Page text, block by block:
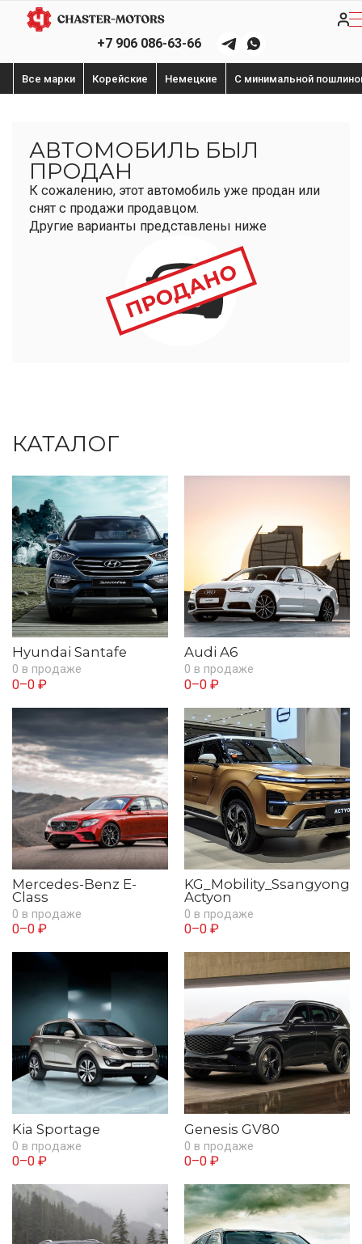
+7 906 086-63-66
Все марки Корейские Немецкие С минимальной
АВТОМОБИЛЬ БЫЛ
ПРОДАН
К сожалению, этот автомобиль уже продан или
снят с продажи продавцом.
Другие варианты представлены ниже
КАТАЛОГ
Hyundai Santafe
0 в продаже
0–0 ₽
Audi A6
0 в продаже
0–0 ₽
Mercedes-Benz E-
Class
0 в продаже
0–0 ₽
KG_Mobility_Ssangyong
Actyon
0 в продаже
0–0 ₽
Kia Sportage
0 в продаже
0–0 ₽
Genesis GV80
0 в продаже
0–0 ₽